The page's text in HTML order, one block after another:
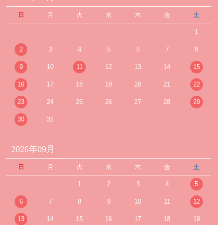
日 月 火 水 木 金 土
1
2 3 4 5 6 7 8
9 10 11 12 13 14 15
16 17 18 19 20 21 22
23 24 25 26 27 28 29
30 31
2026年09月
日 月 火 水 木 金 土
1 2 3 4 5
6 7 8 9 10 11 12
13 14 15 16 17 18 19